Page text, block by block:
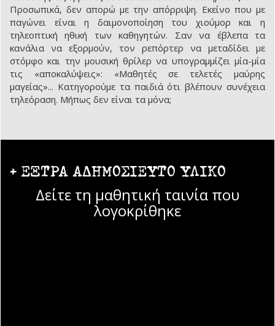
Προσωπικά, δεν απορώ με την απόρριψη. Eκείνο που με
παγώνει είναι η δαιμονοποίηση του χιούμορ και η
τηλεοπτική ηθική των καθηγητών. Σαν να έβλεπα τα
κανάλια να εξορμούν, τον ρεπόρτερ να μεταδίδει με
στόμφο και την μουσική θρίλερ να υπογραμμίζει μία-μία
τις «αποκαλύψεις»: «Μαθητές σε τελετές μαύρης
μαγείας»... Κατηγορούμε τα παιδιά ότι βλέπουν συνέχεια
τηλεόραση. Μήπως δεν είναι τα μόνα;
+ ΕΞΤΡΑ ΑΔΗΜΟΣΙΕΥΤΟ ΥΛΙΚΟ
Δείτε τη μαθητική ταινία που
λογοκρίθηκε